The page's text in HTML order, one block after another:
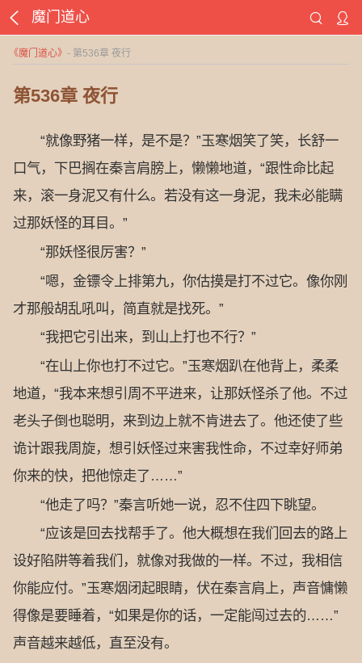
魔门道心
《魔门道心》 - 第536章 夜行
第536章 夜行
“就像野猪一样，是不是？”玉寒烟笑了笑，长舒一
口气，下巴搁在秦言肩膀上，懒懒地道，“跟性命比起
来，滚一身泥又有什么。若没有这一身泥，我未必能瞒
过那妖怪的耳目。”
“那妖怪很厉害？”
“嗯，金镖令上排第九，你估摸是打不过它。像你刚
才那般胡乱吼叫，简直就是找死。”
“我把它引出来，到山上打也不行？”
“在山上你也打不过它。”玉寒烟趴在他背上，柔柔
地道，“我本来想引周不平进来，让那妖怪杀了他。不过
老头子倒也聪明，来到边上就不肯进去了。他还使了些
诡计跟我周旋，想引妖怪过来害我性命，不过幸好师弟
你来的快，把他惊走了……”
“他走了吗？”秦言听她一说，忍不住四下眺望。
“应该是回去找帮手了。他大概想在我们回去的路上
设好陷阱等着我们，就像对我做的一样。不过，我相信
你能应付。”玉寒烟闭起眼睛，伏在秦言肩上，声音慵懒
得像是要睡着，“如果是你的话，一定能闯过去的……”
声音越来越低，直至没有。